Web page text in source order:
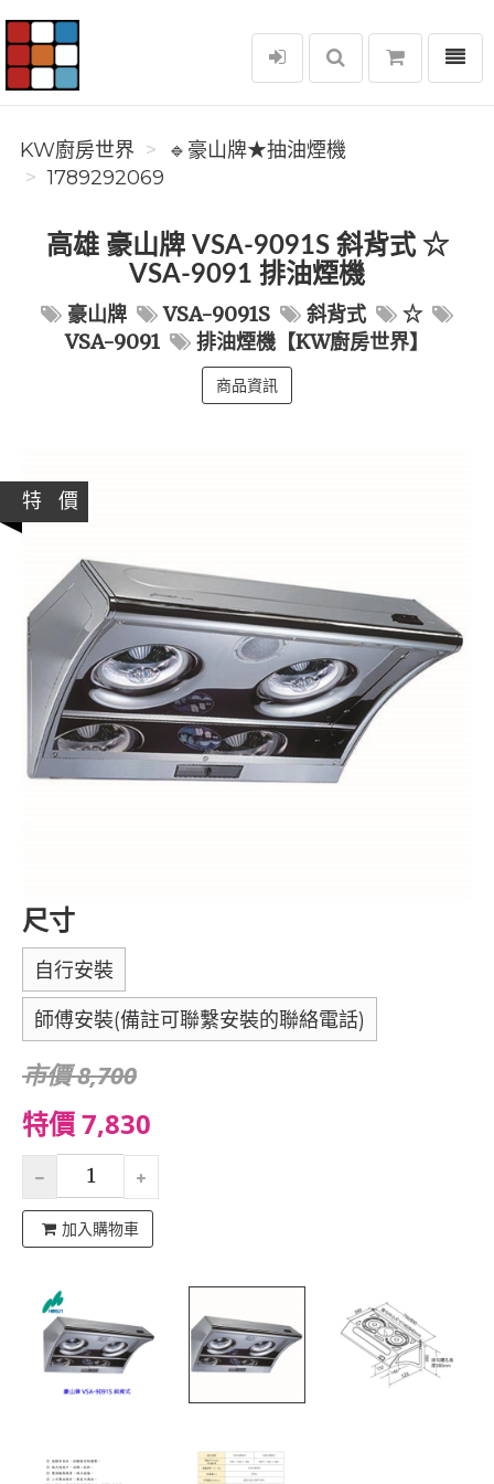
KW廚房世界
選單
KW廚房世界
🔹豪山牌★抽油煙機
1789292069
高雄 豪山牌 VSA-9091S 斜背式 ☆
VSA-9091 排油煙機
豪山牌 VSA-9091S 斜背式
☆
VSA-9091
排油煙機【KW廚房世界】
商品資訊
特 價
尺寸
自行安裝
師傅安裝(備註可聯繫安裝的聯絡電話)
市價 8,700
特價 7,830
加入購物車